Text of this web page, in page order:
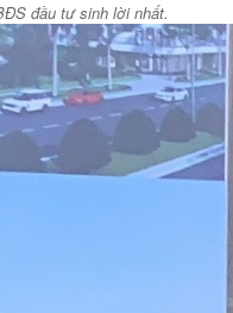
đầu tư sinh lời nhất.